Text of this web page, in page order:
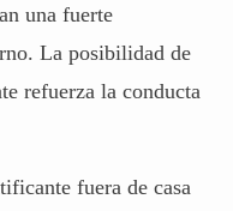
una fuerte
La posibilidad de
refuerza la conducta
fuera de casa